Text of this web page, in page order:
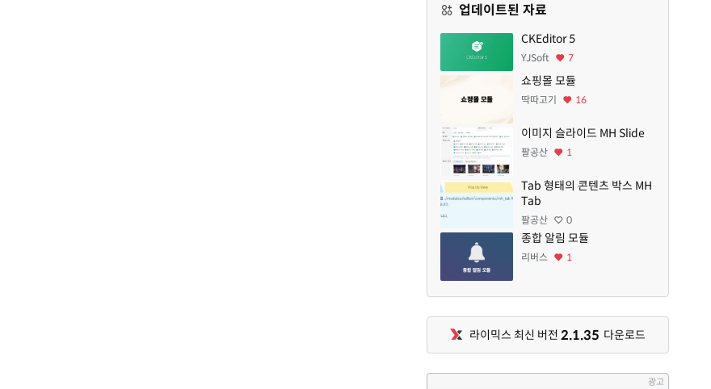
업데이트된 자료
CKEditor 5
YJSoft 7
쇼핑몰 모듈
딱따고기 16
이미지 슬라이드 MH Slide
팔공산 1
Tab 형태의 콘텐츠 박스 MH
Tab
팔공산 0
종합 알림 모듈
리버스 1
라이믹스 최신 버전 2.1.35 다운로드
광고